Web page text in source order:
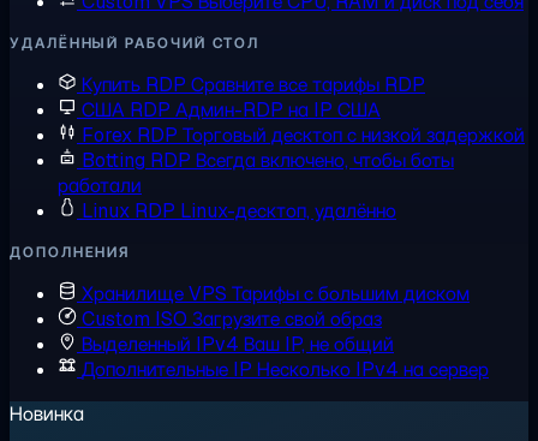
УДАЛЁННЫЙ РАБОЧИЙ СТОЛ
Купить RDP Сравните все тарифы RDP
США RDP Админ-RDP на IP США
Forex RDP Торговый десктоп с низкой задержкой
Botting RDP Всегда включено, чтобы боты
работали
Linux RDP Linux-десктоп, удалённо
ДОПОЛНЕНИЯ
Хранилище VPS Тарифы с большим диском
Custom ISO Загрузите свой образ
Выделенный IPv4 Ваш IP, не общий
Дополнительные IP Несколько IPv4 на сервер
Новинка